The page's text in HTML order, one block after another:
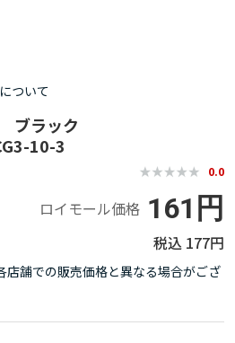
ついて
ブラック
10-3
0.0
ロイモール価格 161円
177円
店舗での販売価格と異なる場合がござ